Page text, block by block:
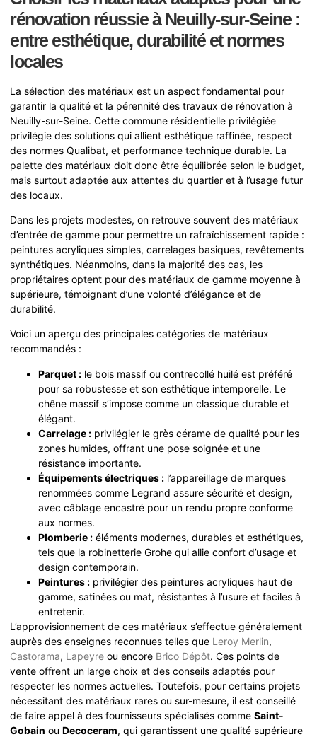
rénovation réussie à Neuilly-sur-Seine :
entre esthétique, durabilité et normes
locales
La sélection des matériaux est un aspect fondamental pour
garantir la qualité et la pérennité des travaux de rénovation à
Neuilly-sur-Seine. Cette commune résidentielle privilégiée
privilégie des solutions qui allient esthétique raffinée, respect
des normes Qualibat, et performance technique durable. La
palette des matériaux doit donc être équilibrée selon le budget,
mais surtout adaptée aux attentes du quartier et à l’usage futur
des locaux.
Dans les projets modestes, on retrouve souvent des matériaux
d’entrée de gamme pour permettre un rafraîchissement rapide :
peintures acryliques simples, carrelages basiques, revêtements
synthétiques. Néanmoins, dans la majorité des cas, les
propriétaires optent pour des matériaux de gamme moyenne à
supérieure, témoignant d’une volonté d’élégance et de
durabilité.
Voici un aperçu des principales catégories de matériaux
recommandés :
Parquet : le bois massif ou contrecollé huilé est préféré
pour sa robustesse et son esthétique intemporelle. Le
chêne massif s’impose comme un classique durable et
élégant.
Carrelage : privilégier le grès cérame de qualité pour les
zones humides, offrant une pose soignée et une
résistance importante.
Équipements électriques : l’appareillage de marques
renommées comme Legrand assure sécurité et design,
avec câblage encastré pour un rendu propre conforme
aux normes.
Plomberie : éléments modernes, durables et esthétiques,
tels que la robinetterie Grohe qui allie confort d’usage et
design contemporain.
Peintures : privilégier des peintures acryliques haut de
gamme, satinées ou mat, résistantes à l’usure et faciles à
entretenir.
L’approvisionnement de ces matériaux s’effectue généralement
auprès des enseignes reconnues telles que Leroy Merlin,
Castorama, Lapeyre ou encore Brico Dépôt. Ces points de
vente offrent un large choix et des conseils adaptés pour
respecter les normes actuelles. Toutefois, pour certains projets
nécessitant des matériaux rares ou sur-mesure, il est conseillé
de faire appel à des fournisseurs spécialisés comme Saint-
Gobain ou Decoceram, qui garantissent une qualité supérieure